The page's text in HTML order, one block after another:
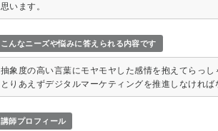
思います。
こんなニーズや悩みに答えられる内容です
抽象度の高い言葉にモヤモヤした感情を抱えてらっし
とりあえずデジタルマーケティングを推進しなけれ
講師プロフィール